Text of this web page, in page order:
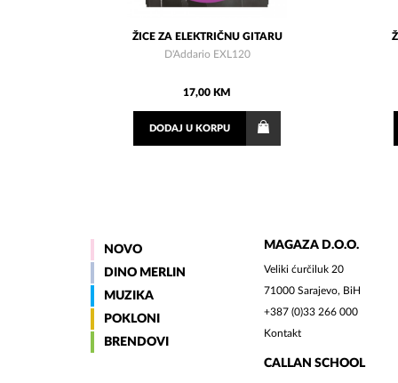
ŽICE ZA ELEKTRIČNU GITARU
D'Addario EXL120
17,00 KM
DODAJ U KORPU
NOVO
DINO MERLIN
MUZIKA
POKLONI
BRENDOVI
MAGAZA D.O.O.
Veliki ćurčiluk 20
71000 Sarajevo, BiH
+387 (0)33 266 000
Kontakt
CALLAN SCHOOL